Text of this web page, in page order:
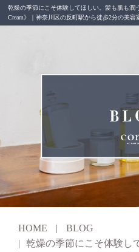
乾燥の季節にこそ体験してほしい。髪も肌も潤
Cream》｜神奈川区の反町駅から徒歩2分の美容
HOME
BLOG
乾燥の季節にこそ体験し